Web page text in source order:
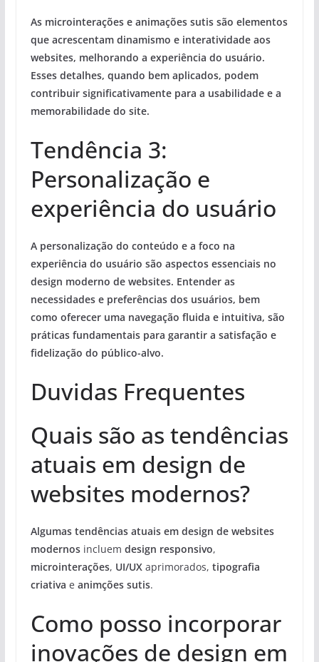
As microinterações e animações sutis são elementos
que acrescentam dinamismo e interatividade aos
websites, melhorando a experiência do usuário.
Esses detalhes, quando bem aplicados, podem
contribuir significativamente para a usabilidade e a
memorabilidade do site.
Tendência 3:
Personalização e
experiência do usuário
A personalização do conteúdo e a foco na
experiência do usuário são aspectos essenciais no
design moderno de websites. Entender as
necessidades e preferências dos usuários, bem
como oferecer uma navegação fluida e intuitiva, são
práticas fundamentais para garantir a satisfação e
fidelização do público-alvo.
Duvidas Frequentes
Quais são as tendências
atuais em design de
websites modernos?
Algumas tendências atuais em design de websites
modernosincluem design responsivo,
microinterações, UI/UXaprimorados, tipografia
criativa e animções sutis.
Como posso incorporar
inovações de design em